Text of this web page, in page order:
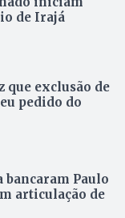
de Irajá
que exclusão de
pedido do
Paulo
articulação de